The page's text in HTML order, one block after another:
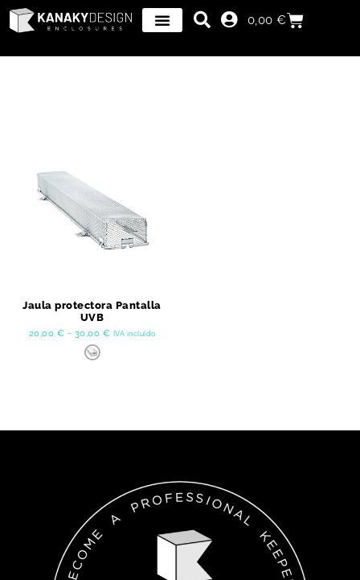
0,00€
Jaula protectora Pantalla
UVB
20,00 € - 30,00 € IVA incluido